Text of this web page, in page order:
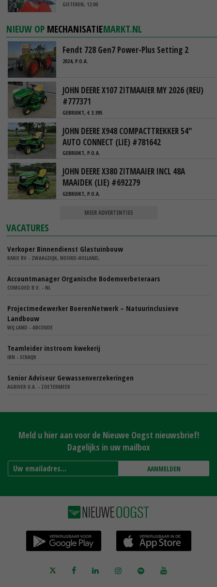
GISTEREN, 12:00
NIEUW OP MECHANISATIEMARKT.NL
Fendt 728 Gen7 Power-Plus Setting 2
2024, P.O.A.
JOHN DEERE X107 ZITMAAIER MY 2026 (REU)
#777371
GEBRUIKT, € 3.395
JOHN DEERE X948 COMPACTTREKKER 54"
AUTO CONNECT (LIE) #781642
GEBRUIKT, P.O.A.
JOHN DEERE X380 ZITMAAIER INCL 48A
MAAIDEK (LIE) #692279
GEBRUIKT, P.O.A.
MEER ADVERTENTIES
VACATURES
Verkoper Binnendienst Glastuinbouw
KARO BV - ZWAAGDIJK, NOORD-HOLLAND,
Accountmanager Organische Bodemverbeteraars
COMGOED B.V. - NL
Projectmedewerker BoerenNetwerk – Natuurinclusieve
Landbouw
WIJ.LAND - ABCOUDE
Teamleider instroom kwekerij
IBN - SCHAIJK
Senior Adviseur Gewassenverzekeringen
AGRIVER U.A. - ZOETERMEER
Meld u hier aan voor de Nieuwe Oogst nieuwsbrief!
Dagelijks in uw mailbox
AANMELDEN